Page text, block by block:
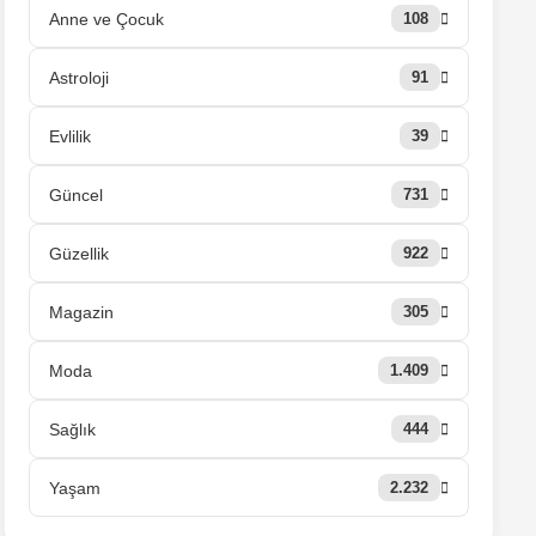
Anne ve Çocuk 108
Astroloji 91
Evlilik 39
Güncel 731
Güzellik 922
Magazin 305
Moda 1.409
Sağlık 444
Yaşam 2.232